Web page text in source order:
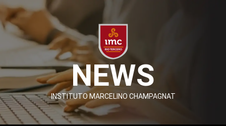
Skip
to
content
NEWS
INSTITUTO MARCELINO CHAMPAGNAT